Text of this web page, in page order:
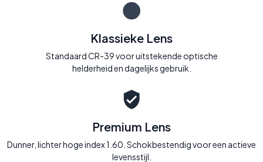
Klassieke Lens
Standaard CR-39 voor uitstekende optische
helderheid en dagelijks gebruik.
Premium Lens
Dunner, lichter hoge index 1.60. Schokbestendig voor een actieve
levensstijl.